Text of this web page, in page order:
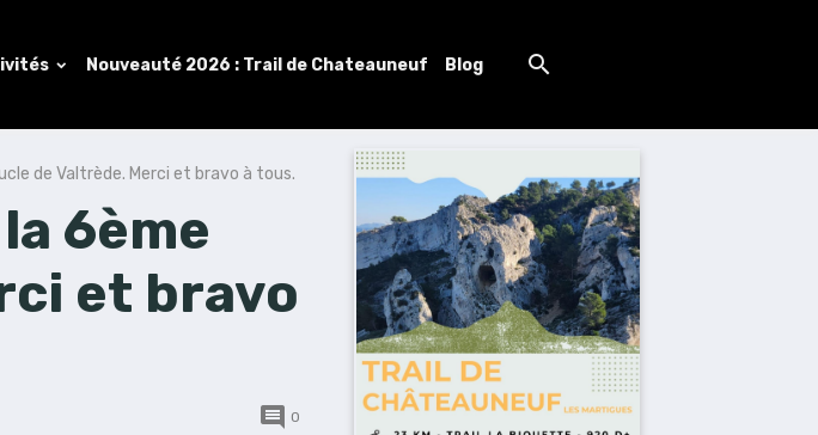
Nouveauté 2026 : Trail de Chateauneuf Blog
de Valtrède. Merci et bravo à tous.
6ème
et bravo
0